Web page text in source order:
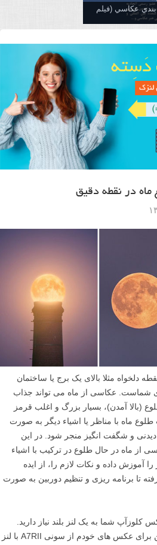
عكاسي (فیلم
در نقطه دقیق
دلخواه مثلا بالای یک برج یا ساختمان
شماست. عکاسی از ماه می تواند جذاب
(بالا آمدن)، بسیار بزرگ و اغلب قرمز
ماه با مناظر یا اشیاء دیگر به صورت
و شگفت انگیز منجر شود. در این
از ماه در حال طلوع در ترکیب با اشیاء
آموزش داده و نکات لازم را، از ایده
تا برنامه ریزی و تنظیم دوربین به صورت
شما به یک لنز بلند نیاز دارید.
۱۵۰-۶۰۰+ توصیه می شود. من برای عکس های خودم از سونی A7RII با لنز